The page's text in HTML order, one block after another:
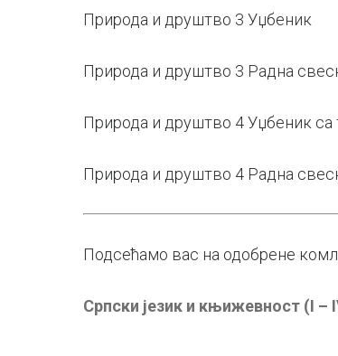
Природа и друштво 3 Уџбеник
Природа и друштво 3 Радна
Природа и друштво 4 Уџбеник са
Природа и друштво 4 Радна
Подсећамо вас на одобрене
Српски језик и књижевност (I –